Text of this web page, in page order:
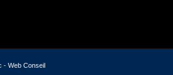
- Web Conseil